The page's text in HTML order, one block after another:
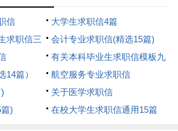
信
大学生求职信4篇
求职信三
会计专业求职信(精选15篇)
有关本科毕业生求职信模板九
篇
14篇）
航空服务专业求职信
关于医学求职信
)
在校大学生求职信通用15篇